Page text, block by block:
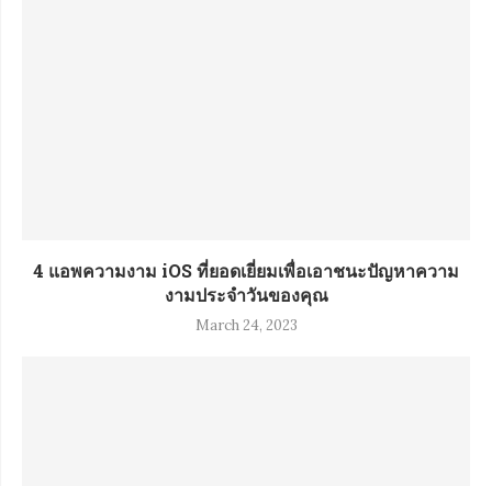
4 แอพความงาม iOS ที่ยอดเยี่ยมเพื่อเอาชนะปัญหาความ
งามประจำวันของคุณ
March 24, 2023